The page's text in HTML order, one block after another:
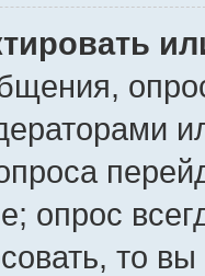
опрос
то